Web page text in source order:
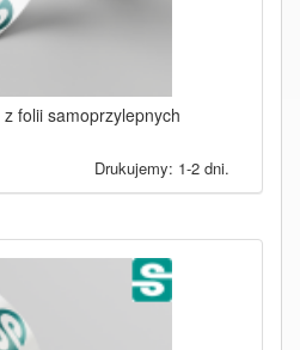
folii samoprzylepnych
Drukujemy: 1-2 dni.